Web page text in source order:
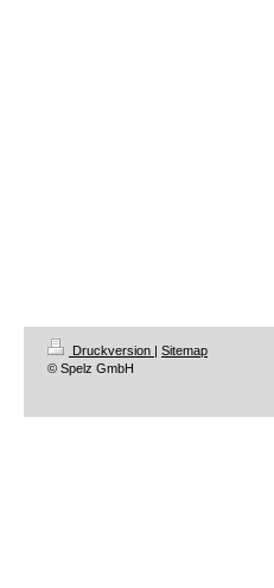
Druckversion | Sitemap
© Spelz GmbH